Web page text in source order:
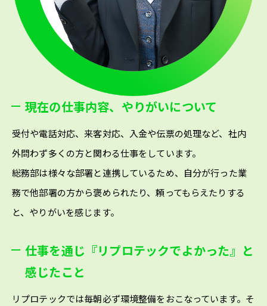
現在の仕事内容、やりがいについて
受付や電話対応、来客対応、入金や伝票の処理など、社内
外問わず多くの方と関わる仕事をしています。
総務部は様々な部署と連携しているため、自分が行った業
務で他部署の方から褒められたり、頼ってもらえたりする
と、やりがいを感じます。
仕事を通じ『リプロテックでよかった』と
感じたこと
リプロテックでは毎朝必ず環境整備をおこなっています。そ